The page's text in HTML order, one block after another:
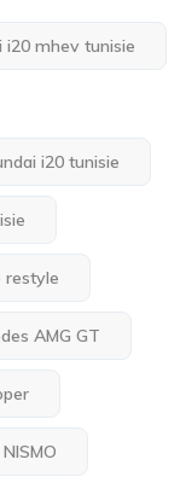
i20 mhev tunisie
i20 tunisie
restyle
AMG GT